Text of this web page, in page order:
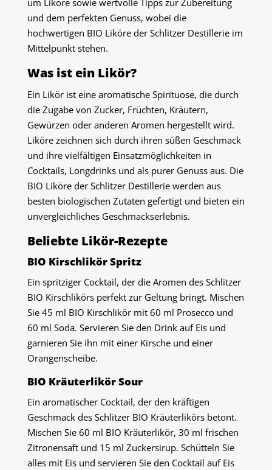
um Liköre sowie wertvolle Tipps zur Zubereitung
und dem perfekten Genuss, wobei die
hochwertigen BIO Liköre der Schlitzer Destillerie im
Mittelpunkt stehen.
Was ist ein Likör?
Ein Likör ist eine aromatische Spirituose, die durch
die Zugabe von Zucker, Früchten, Kräutern,
Gewürzen oder anderen Aromen hergestellt wird.
Liköre zeichnen sich durch ihren süßen Geschmack
und ihre vielfältigen Einsatzmöglichkeiten in
Cocktails, Longdrinks und als purer Genuss aus. Die
BIO Liköre der Schlitzer Destillerie werden aus
besten biologischen Zutaten gefertigt und bieten ein
unvergleichliches Geschmackserlebnis.
Beliebte Likör-Rezepte
BIO Kirschlikör Spritz
Ein spritziger Cocktail, der die Aromen des Schlitzer
BIO Kirschlikörs perfekt zur Geltung bringt. Mischen
Sie 45 ml BIO Kirschlikör mit 60 ml Prosecco und
60 ml Soda. Servieren Sie den Drink auf Eis und
garnieren Sie ihn mit einer Kirsche und einer
Orangenscheibe.
BIO Kräuterlikör Sour
Ein aromatischer Cocktail, der den kräftigen
Geschmack des Schlitzer BIO Kräuterlikörs betont.
Mischen Sie 60 ml BIO Kräuterlikör, 30 ml frischen
Zitronensaft und 15 ml Zuckersirup. Schütteln Sie
alles mit Eis und servieren Sie den Cocktail auf Eis